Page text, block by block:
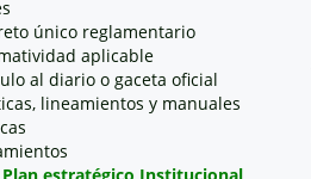
único reglamentario
aplicable
al diario o gaceta oficial
lineamientos y manuales
Plan estratégico Institucional